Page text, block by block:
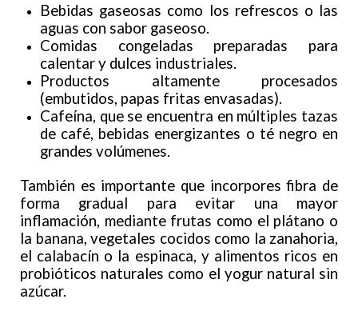
Bebidas gaseosas como los refrescos o las
aguas con sabor gaseoso.
Comidas congeladas preparadas para
calentar y dulces industriales.
Productos altamente procesados
(embutidos, papas fritas envasadas).
Cafeína, que se encuentra en múltiples tazas
de café, bebidas energizantes o té negro en
grandes volúmenes.
También es importante que incorpores fibra de
forma gradual para evitar una mayor
inflamación, mediante frutas como el plátano o
la banana, vegetales cocidos como la zanahoria,
el calabacín o la espinaca, y alimentos ricos en
probióticos naturales como el yogur natural sin
azúcar.